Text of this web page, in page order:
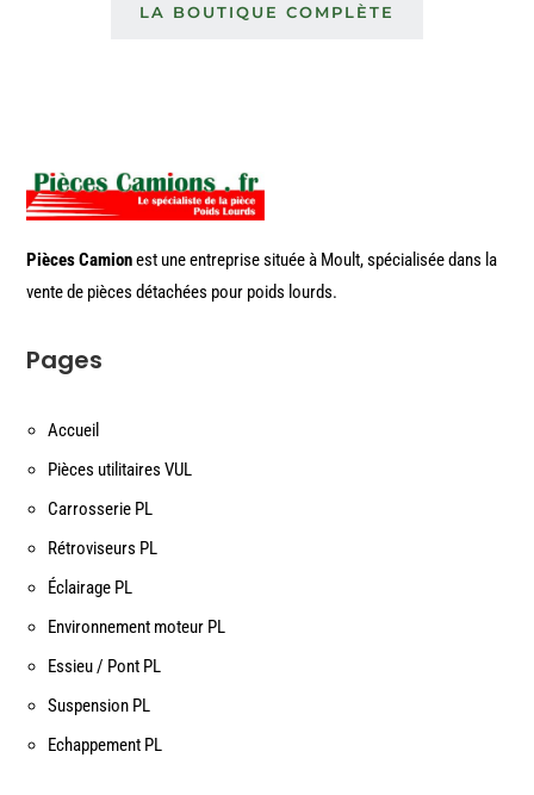
LA BOUTIQUE COMPLÈTE
Pièces Camionest une entreprise située à Moult, spécialisée dans la
vente de pièces détachées pour poids lourds.
Pages
Accueil
Pièces utilitaires VUL
Carrosserie PL
Rétroviseurs PL
Éclairage PL
Environnement moteur PL
Essieu / Pont PL
Suspension PL
Echappement PL